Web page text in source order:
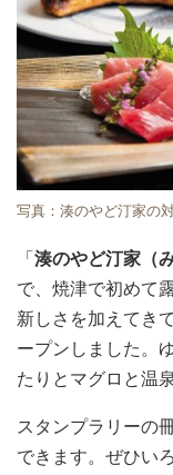
写真：湊のやど汀家の
「 湊のやど汀家（
で、焼津で初めて
新しさを加えてき
ープンしました。
たりとマグロと温
スタンプラリーの
できます。ぜひい